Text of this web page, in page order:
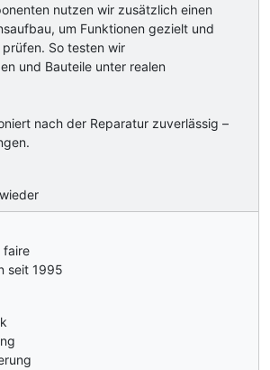
nutzen wir zusätzlich einen
um Funktionen gezielt und
So testen wir
und Bauteile unter realen
nach der Reparatur zuverlässig –
faire
seit 1995